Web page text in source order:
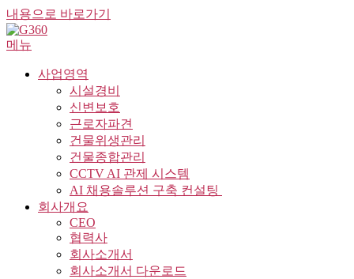
내용으로 바로가기
메뉴
사업영역
시설경비
신변보호
근로자파견
건물위생관리
건물종합관리
CCTV AI 관제 시스템
AI 채용솔루션 구축 컨설팅 ​
회사개요
CEO
협력사
회사소개서
회사소개서 다운로드